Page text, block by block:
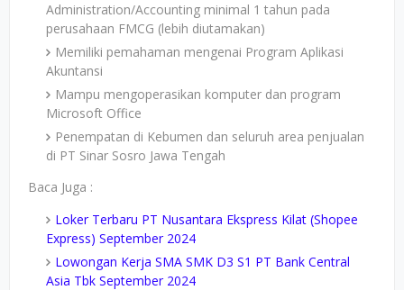
Administration/Accounting minimal 1 tahun pada
perusahaan FMCG (lebih diutamakan)
Memiliki pemahaman mengenai Program Aplikasi
Akuntansi
Mampu mengoperasikan komputer dan program
Microsoft Office
Penempatan di Kebumen dan seluruh area penjualan
di PT Sinar Sosro Jawa Tengah
Baca Juga :
Loker Terbaru PT Nusantara Ekspress Kilat (Shopee
Express) September 2024
Lowongan Kerja SMA SMK D3 S1 PT Bank Central
Asia Tbk September 2024